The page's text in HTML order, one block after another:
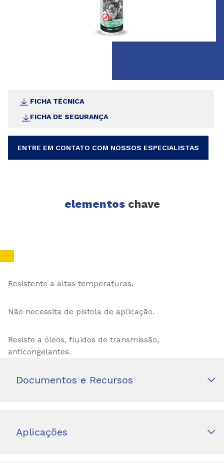
FICHA TÉCNICA
FICHA DE SEGURANÇA
ENTRE EM CONTATO COM NOSSOS ESPECIALISTAS
elementos chave
Resistente a altas temperaturas.
Não necessita de pistola de aplicação.
Resiste a óleos, fluidos de transmissão,
anticongelantes.
Documentos e Recursos
Aplicações